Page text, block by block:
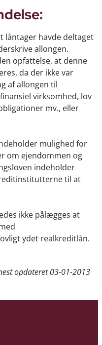
låntager havde deltaget
allongen.
opfattelse, at denne
da der ikke var
af allongen til
virksomhed, lov
mv., eller
mulighed for
om ejendommen og
indeholder
til at
ikke pålægges at
ydet realkreditlån.
opdateret03-01-2013